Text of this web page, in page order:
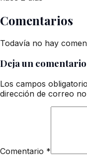
Comentarios
Todavía no hay
Deja un comentario
Los campos
dirección de correo
Comentario *